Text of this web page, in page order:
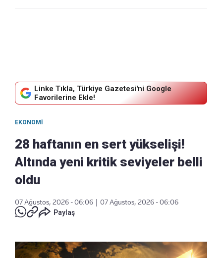
Linke Tıkla, Türkiye Gazetesi'ni Google
Favorilerine Ekle!
EKONOMI
28 haftanın en sert yükselişi!
Altında yeni kritik seviyeler belli
oldu
07 Ağustos, 2026 - 06:06
07 Ağustos, 2026 - 06:06
Paylaş